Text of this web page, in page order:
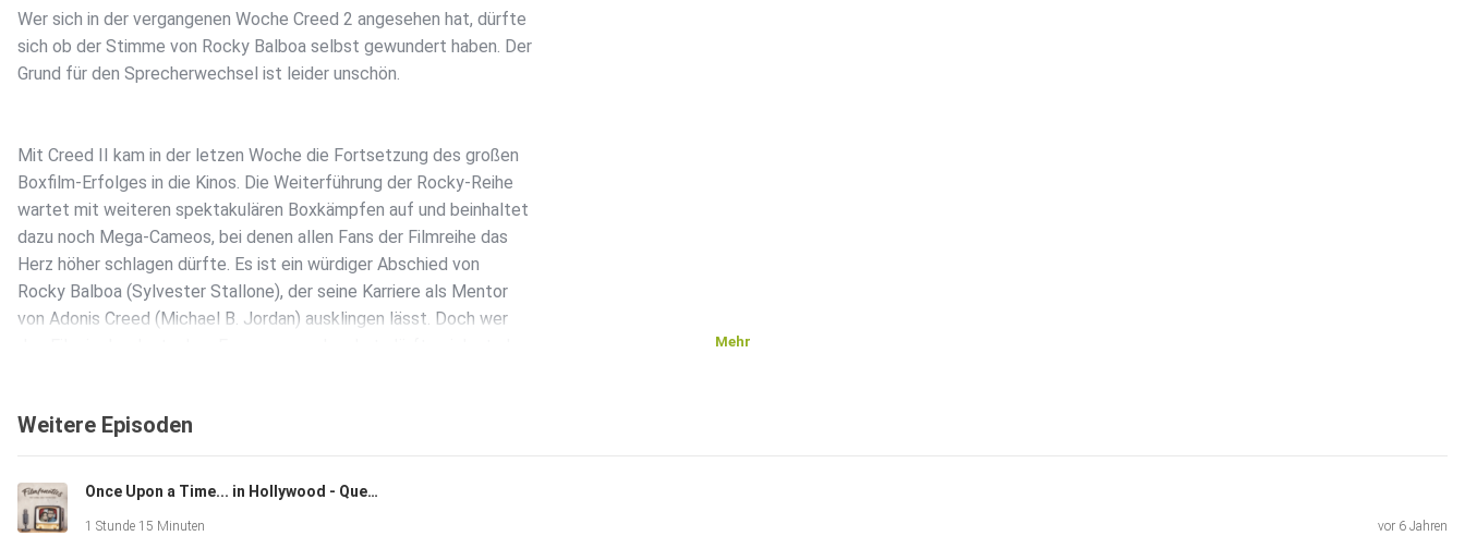
Wer sich in der vergangenen Woche Creed 2 angesehen hat, dürfte
sich ob der Stimme von Rocky Balboa selbst gewundert haben. Der
Grund für den Sprecherwechsel ist leider unschön.
Mit Creed II kam in der letzen Woche die Fortsetzung des großen
Boxfilm-Erfolges in die Kinos. Die Weiterführung der Rocky-Reihe
wartet mit weiteren spektakulären Boxkämpfen auf und beinhaltet
dazu noch Mega-Cameos, bei denen allen Fans der Filmreihe das
Herz höher schlagen dürfte. Es ist ein würdiger Abschied von
Rocky Balboa (Sylvester Stallone), der seine Karriere als Mentor
von Adonis Creed (Michael B. Jordan) ausklingen lässt. Doch wer
oder genau deswegen lohnt.
Mehr
Weitere Episoden
Once Upon a Time... in Hollywood - Quentin Tarantino's Meisterwerk
1 Stunde 15 Minuten vor 6 Jahren